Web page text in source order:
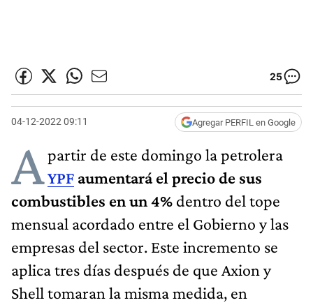
25
04-12-2022 09:11 Agregar PERFIL en Google
Apartir de este domingo la petrolera
YPF aumentará el precio de sus
combustibles en un 4% dentro del tope
mensual acordado entre el Gobierno y las
empresas del sector. Este incremento se
aplica tres días después de que Axion y
Shell tomaran la misma medida, en